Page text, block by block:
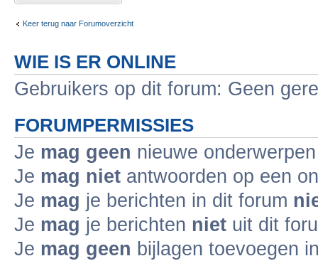
Keer terug naar Forumoverzicht
WIE IS ER ONLINE
Gebruikers op dit forum: Geen
FORUMPERMISSIES
Je mag geen nieuwe
Je mag niet antwoorden op een
Je mag je berichten in dit forum
Je mag je berichten niet uit dit
Je mag geen bijlagen toevoegen